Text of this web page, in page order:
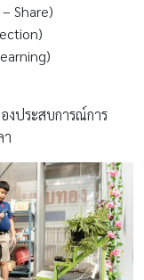
Share)
งประสบการณ์การ
า